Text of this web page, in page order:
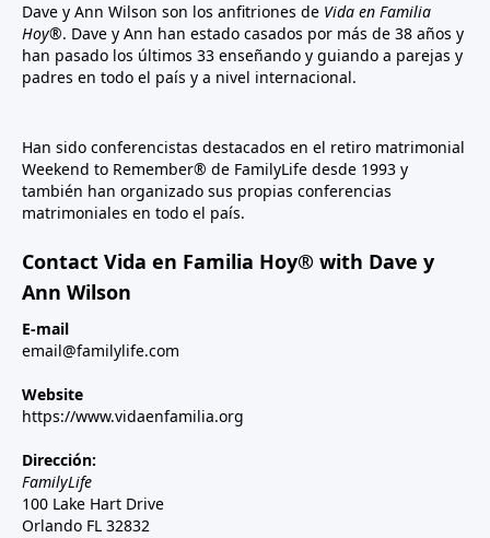
Dave y Ann Wilson son los anfitriones de Vida en Familia
Hoy®. Dave y Ann han estado casados por más de 38 años y
han pasado los últimos 33 enseñando y guiando a parejas y
padres en todo el país y a nivel internacional.
Han sido conferencistas destacados en el retiro matrimonial
Weekend to Remember® de FamilyLife desde 1993 y
también han organizado sus propias conferencias
matrimoniales en todo el país.
Contact Vida en Familia Hoy® with Dave y
Ann Wilson
E-mail
email@familylife.com
Website
https://www.vidaenfamilia.org
Dirección:
FamilyLife
100 Lake Hart Drive
Orlando FL 32832